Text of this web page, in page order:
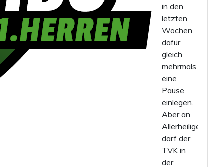
in den
letzten
Wochen
dafür
gleich
mehrmals
eine
Pause
einlegen.
Aber an
Allerheiligen
darf der
TVK in
der